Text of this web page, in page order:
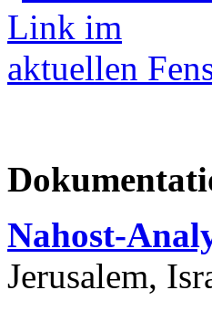
Nahost-
Jerusalem,